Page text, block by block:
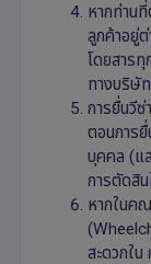
หากท่าน
ลูกค้าอยู่
โดยสาร
ทางบริษั
การยื่นวีซ่
ตอนการ
บุคคล (แ
การตัดสิน
หากในค
สะดวกใน